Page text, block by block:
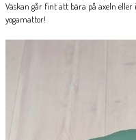
Väskan går fint att bära på axeln
yogamattor!